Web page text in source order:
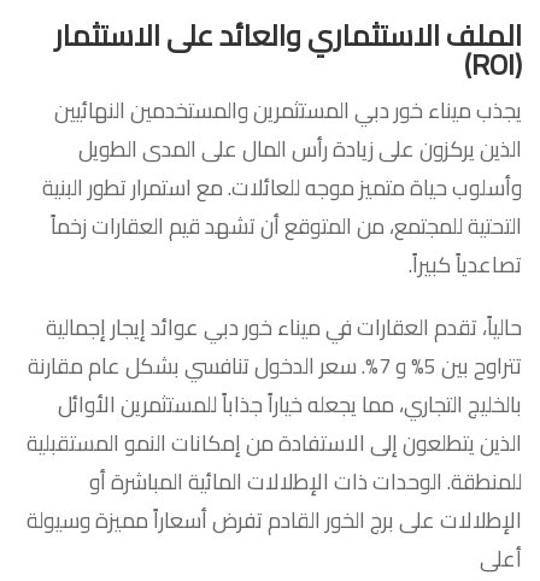
الملف الاستثماري والعائد على الاستثمار
(ROI)
يجذب ميناء خور دبي المستثمرين والمستخدمين النهائيين
الذين يركزون على زيادة رأس المال على المدى الطويل
وأسلوب حياة متميز موجه للعائلات. مع استمرار تطور البنية
التحتية للمجتمع، من المتوقع أن تشهد قيم العقارات زخماً
تصاعدياً كبيراً.
حالياً، تقدم العقارات في ميناء خور دبي عوائد إيجار إجمالية
تتراوح بين 5% و 7%. سعر الدخول تنافسي بشكل عام مقارنة
بالخليج التجاري، مما يجعله خياراً جذاباً للمستثمرين الأوائل
الذين يتطلعون إلى الاستفادة من إمكانات النمو المستقبلية
للمنطقة. الوحدات ذات الإطلالات المائية المباشرة أو
الإطلالات على برج الخور القادم تفرض أسعاراً مميزة وسيولة
أعلى